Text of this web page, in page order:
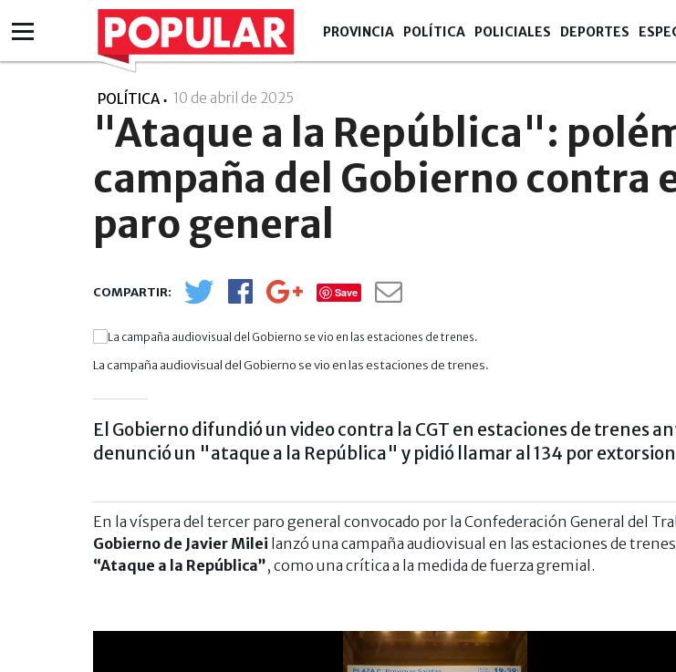
PROVINCIA POLÍTICA POLICIALES DEPORTES
POLÍTICA 10 de abril de 2025
"Ataque a la República":
campaña del Gobierno contra
paro general
Save
La campaña audiovisual del Gobierno se vio en las estaciones de trenes.
El Gobierno difundió un video contra la CGT en estaciones de trenes
denunció un "ataque a la República" y pidió llamar al 134 por
En la víspera del tercer paro general convocado por la Confederación General del
Gobierno de Javier Milei lanzó una campaña audiovisual en las estaciones de
“Ataque a la República”, como una crítica a la medida de fuerza gremial.